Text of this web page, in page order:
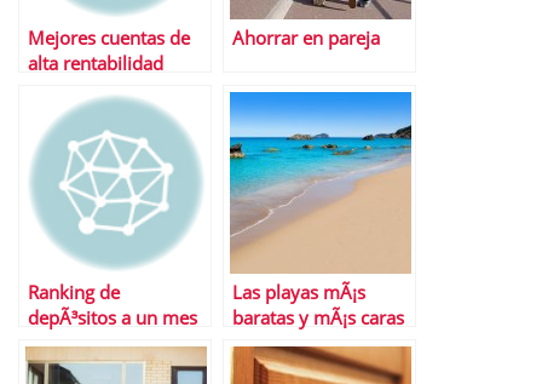
Mejores cuentas de
alta rentabilidad
Ahorrar en pareja
Ranking de
depÃ³sitos a un mes
Las playas mÃ¡s
baratas y mÃ¡s caras
de EspaÃ±a